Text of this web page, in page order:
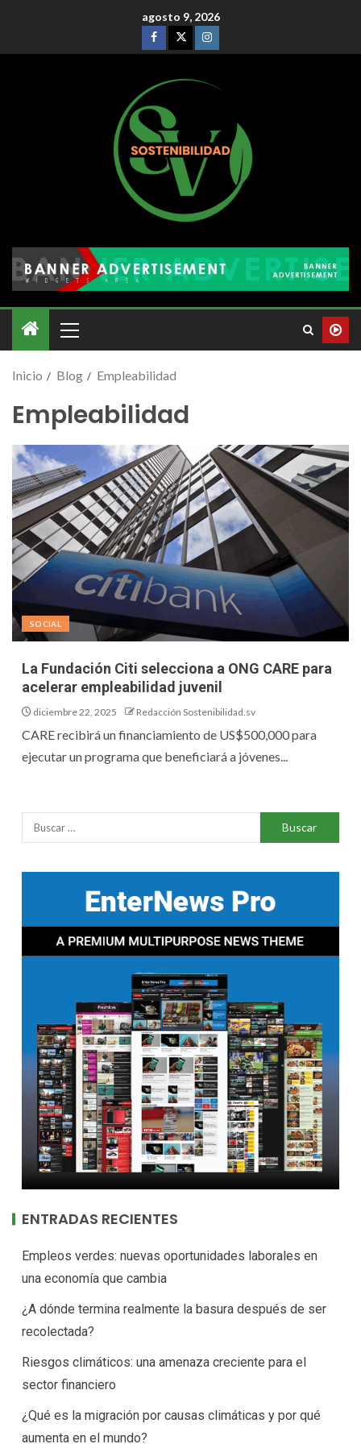
agosto 9, 2026
Inicio Blog Empleabilidad
Empleabilidad
SOCIAL
La Fundación Citi selecciona a ONG CARE para
acelerar empleabilidad juvenil
diciembre 22, 2025 Redacción Sostenibilidad.sv
CARE recibirá un financiamiento de US$500,000 para
ejecutar un programa que beneficiará a jóvenes...
ENTRADAS RECIENTES
Empleos verdes: nuevas oportunidades laborales en
una economía que cambia
¿A dónde termina realmente la basura después de ser
recolectada?
Riesgos climáticos: una amenaza creciente para el
sector financiero
¿Qué es la migración por causas climáticas y por qué
aumenta en el mundo?